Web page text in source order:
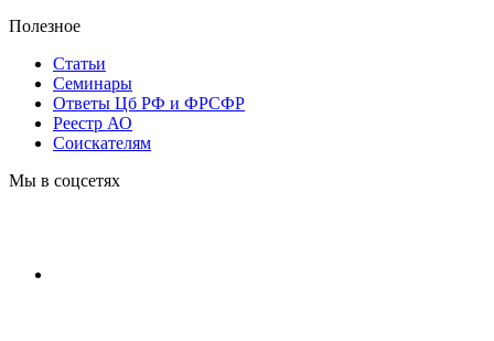
Полезное
Статьи
Cеминары
Ответы Цб РФ и ФРСФР
Реестр АО
Соискателям
Мы в соцсетях